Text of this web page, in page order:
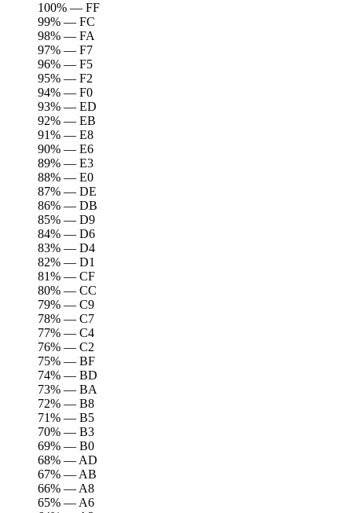
100% — FF
99% — FC
98% — FA
97% — F7
96% — F5
95% — F2
94% — F0
93% — ED
92% — EB
91% — E8
90% — E6
89% — E3
88% — E0
87% — DE
86% — DB
85% — D9
84% — D6
83% — D4
82% — D1
81% — CF
80% — CC
79% — C9
78% — C7
77% — C4
76% — C2
75% — BF
74% — BD
73% — BA
72% — B8
71% — B5
70% — B3
69% — B0
68% — AD
67% — AB
66% — A8
65% — A6